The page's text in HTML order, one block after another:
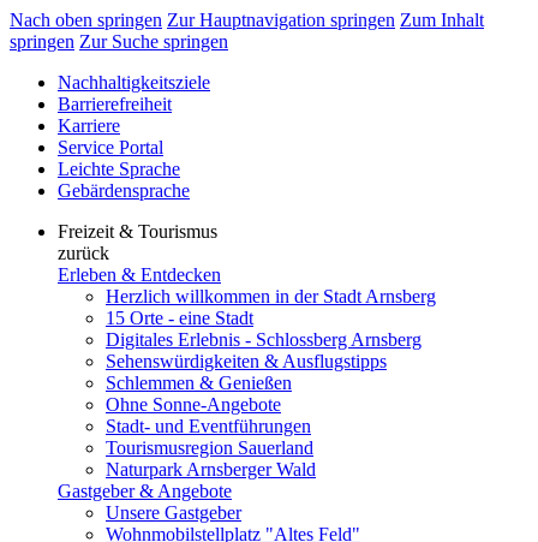
Nach oben springen Zur Hauptnavigation springen Zum Inhalt
springen Zur Suche springen
Nachhaltigkeitsziele
Barrierefreiheit
Karriere
Service Portal
Leichte Sprache
Gebärdensprache
Freizeit & Tourismus
zurück
Erleben & Entdecken
Herzlich willkommen in der Stadt Arnsberg
15 Orte - eine Stadt
Digitales Erlebnis - Schlossberg Arnsberg
Sehenswürdigkeiten & Ausflugstipps
Schlemmen & Genießen
Ohne Sonne-Angebote
Stadt- und Eventführungen
Tourismusregion Sauerland
Naturpark Arnsberger Wald
Gastgeber & Angebote
Unsere Gastgeber
Wohnmobilstellplatz "Altes Feld"